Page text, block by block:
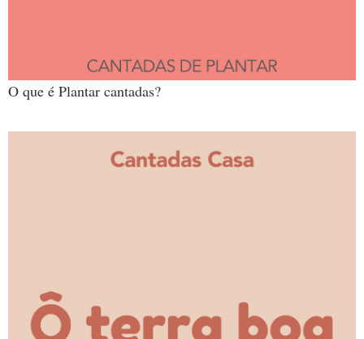
O que é Plantar cantadas?